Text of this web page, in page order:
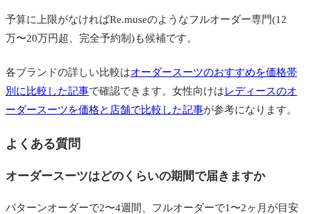
予算に上限がなければRe.museのようなフルオーダー専門(12
万〜20万円超、完全予約制)も候補です。
各ブランドの詳しい比較はオーダースーツのおすすめを価格帯
別に比較した記事で確認できます。女性向けはレディースのオ
ーダースーツを価格と店舗で比較した記事が参考になります。
よくある質問
オーダースーツはどのくらいの期間で届きますか
パターンオーダーで2〜4週間、フルオーダーで1〜2ヶ月が目安